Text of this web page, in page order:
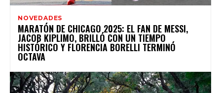
NOVEDADES
MARATÓN DE CHICAGO 2025: EL FAN DE MESSI,
JACOB KIPLIMO, BRILLÓ CON UN TIEMPO
HISTÓRICO Y FLORENCIA BORELLI TERMINÓ
OCTAVA